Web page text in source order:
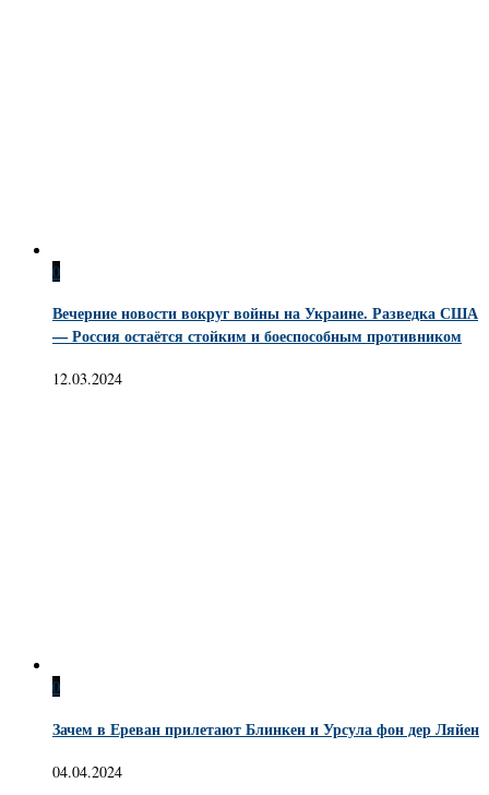
0
Вечерние новости вокруг войны на Украине. Разведка США
— Россия остаётся стойким и боеспособным противником
12.03.2024
0
Зачем в Ереван прилетают Блинкен и Урсула фон дер Ляйен
04.04.2024